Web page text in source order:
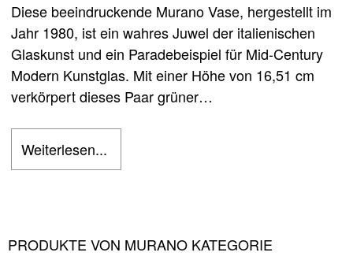
Diese beeindruckende Murano Vase, hergestellt im
Jahr 1980, ist ein wahres Juwel der italienischen
Glaskunst und ein Paradebeispiel für Mid-Century
Modern Kunstglas. Mit einer Höhe von 16,51 cm
verkörpert dieses Paar grüner…
Weiterlesen...
PRODUKTE VON MURANO KATEGORIE